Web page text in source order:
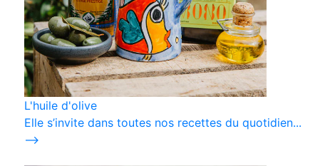
L'huile d'olive
Elle s’invite dans toutes nos recettes du quotidien...
⟶